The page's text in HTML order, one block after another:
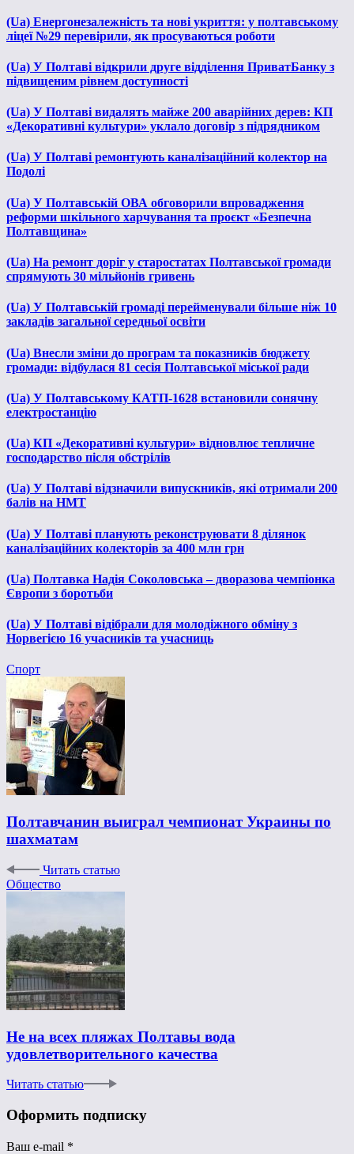
(Ua) Енергонезалежність та нові укриття: у полтавському
ліцеї №29 перевірили, як просуваються роботи
(Ua) У Полтаві відкрили друге відділення ПриватБанку з
підвищеним рівнем доступності
(Ua) У Полтаві видалять майже 200 аварійних дерев: КП
«Декоративні культури» уклало договір з підрядником
(Ua) У Полтаві ремонтують каналізаційний колектор на
Подолі
(Ua) У Полтавській ОВА обговорили впровадження
реформи шкільного харчування та проєкт «Безпечна
Полтавщина»
(Ua) На ремонт доріг у старостатах Полтавської громади
спрямують 30 мільйонів гривень
(Ua) У Полтавській громаді перейменували більше ніж 10
закладів загальної середньої освіти
(Ua) Внесли зміни до програм та показників бюджету
громади: відбулася 81 сесія Полтавської міської ради
(Ua) У Полтавському КАТП-1628 встановили сонячну
електростанцію
(Ua) КП «Декоративні культури» відновлює тепличне
господарство після обстрілів
(Ua) У Полтаві відзначили випускників, які отримали 200
балів на НМТ
(Ua) У Полтаві планують реконструювати 8 ділянок
каналізаційних колекторів за 400 млн грн
(Ua) Полтавка Надія Соколовська – дворазова чемпіонка
Європи з боротьби
(Ua) У Полтаві відібрали для молодіжного обміну з
Норвегією 16 учасників та учасниць
Спорт
Полтавчанин выиграл чемпионат Украины по
шахматам
Читать статью
Общество
Не на всех пляжах Полтавы вода
удовлетворительного качества
Читать статью
Оформить подписку
Ваш e-mail *